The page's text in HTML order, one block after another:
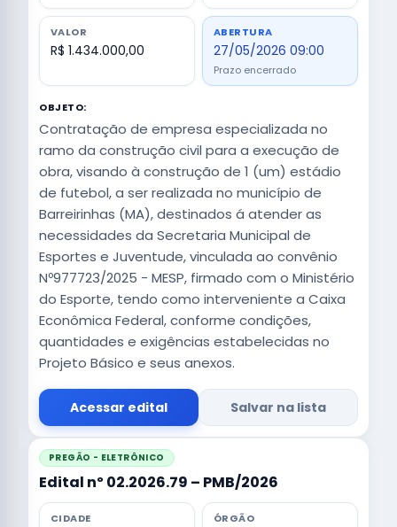
VALOR
R$ 1.434.000,00
ABERTURA
27/05/2026 09:00
Prazo encerrado
OBJETO:
Contratação de empresa especializada no
ramo da construção civil para a execução de
obra, visando à construção de 1 (um) estádio
de futebol, a ser realizada no município de
Barreirinhas (MA), destinados á atender as
necessidades da Secretaria Municipal de
Esportes e Juventude, vinculada ao convênio
Nº977723/2025 - MESP, firmado com o Ministério
do Esporte, tendo como interveniente a Caixa
Econômica Federal, conforme condições,
quantidades e exigências estabelecidas no
Projeto Básico e seus anexos.
Acessar edital Salvar na lista
PREGÃO - ELETRÔNICO
Edital nº 02.2026.79 – PMB/2026
CIDADE ÓRGÃO